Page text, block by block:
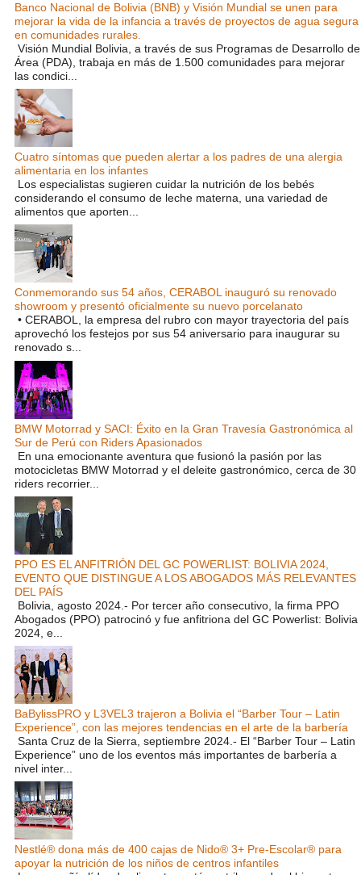
Banco Nacional de Bolivia (BNB) y Visión Mundial se unen para
mejorar la vida de la infancia a través de proyectos de agua segura
en comunidades rurales.
Visión Mundial Bolivia, a través de sus Programas de Desarrollo de
Área (PDA), trabaja en más de 1.500 comunidades para mejorar
las condici...
Cuatro síntomas que pueden alertar a los padres de una alergia
alimentaria en los infantes
Los especialistas sugieren cuidar la nutrición de los bebés
considerando el consumo de leche materna, una variedad de
alimentos que aporten...
Conmemorando sus 54 años, CERABOL inauguró su renovado
showroom y presentó oficialmente su nuevo porcelanato
• CERABOL, la empresa del rubro con mayor trayectoria del país
aprovechó los festejos por sus 54 aniversario para inaugurar su
renovado s...
BMW Motorrad y SACI: Éxito en la Gran Travesía Gastronómica al
Sur de Perú con Riders Apasionados
En una emocionante aventura que fusionó la pasión por las
motocicletas BMW Motorrad y el deleite gastronómico, cerca de 30
riders recorrier...
PPO ES EL ANFITRIÓN DEL GC POWERLIST: BOLIVIA 2024,
EVENTO QUE DISTINGUE A LOS ABOGADOS MÁS RELEVANTES
DEL PAÍS
Bolivia, agosto 2024.- Por tercer año consecutivo, la firma PPO
Abogados (PPO) patrocinó y fue anfitriona del GC Powerlist: Bolivia
2024, e...
BaBylissPRO y L3VEL3 trajeron a Bolivia el “Barber Tour – Latin
Experience”, con las mejores tendencias en el arte de la barbería
Santa Cruz de la Sierra, septiembre 2024.- El “Barber Tour – Latin
Experience” uno de los eventos más importantes de barbería a
nivel inter...
Nestlé® dona más de 400 cajas de Nido® 3+ Pre-Escolar® para
apoyar la nutrición de los niños de centros infantiles